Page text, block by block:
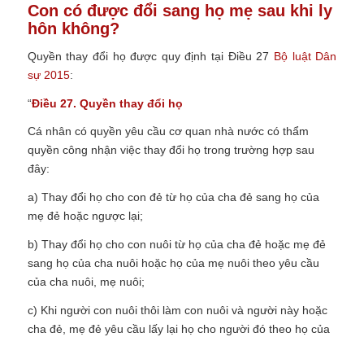
Con có được đổi sang họ mẹ sau khi ly
hôn không?
Quyền thay đổi họ được quy định tại Điều 27 Bộ luật Dân
sự 2015:
“Điều 27. Quyền thay đổi họ
Cá nhân có quyền yêu cầu cơ quan nhà nước có thẩm
quyền công nhận việc thay đổi họ trong trường hợp sau
đây:
a) Thay đổi họ cho con đẻ từ họ của cha đẻ sang họ của
mẹ đẻ hoặc ngược lại;
b) Thay đổi họ cho con nuôi từ họ của cha đẻ hoặc mẹ đẻ
sang họ của cha nuôi hoặc họ của mẹ nuôi theo yêu cầu
của cha nuôi, mẹ nuôi;
c) Khi người con nuôi thôi làm con nuôi và người này hoặc
cha đẻ, mẹ đẻ yêu cầu lấy lại họ cho người đó theo họ của